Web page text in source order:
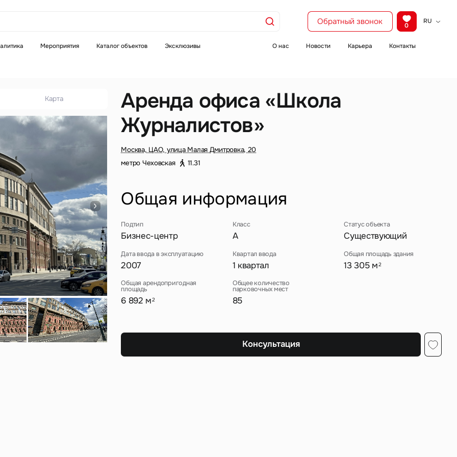
Обратный звонок 0
RU
Мероприятия Каталог объектов Эксклюзивы О нас Новости Карьера Контакты
Аренда офиса «Школа
Журналистов»
Москва, ЦАО, улица Малая Дмитровка, 20
метро Чеховская
11.31
Общая информация
Подтип
Бизнес-центр
Класс
A
Статус объекта
Существующий
Дата ввода в эксплуатацию
2007
Квартал ввода
1 квартал
Общая площадь здания
13 305 м2
Общая арендопригодная
площадь
6 892 м2
Общее количество
парковочных мест
85
Консультация
Карта
звонок
поле
Это обязательное поле
Введен неверный формат
поле
неверный форматСейчас
Отправить
на кнопку «Отправить», вы даете свое согласие на обработку и использование ваших